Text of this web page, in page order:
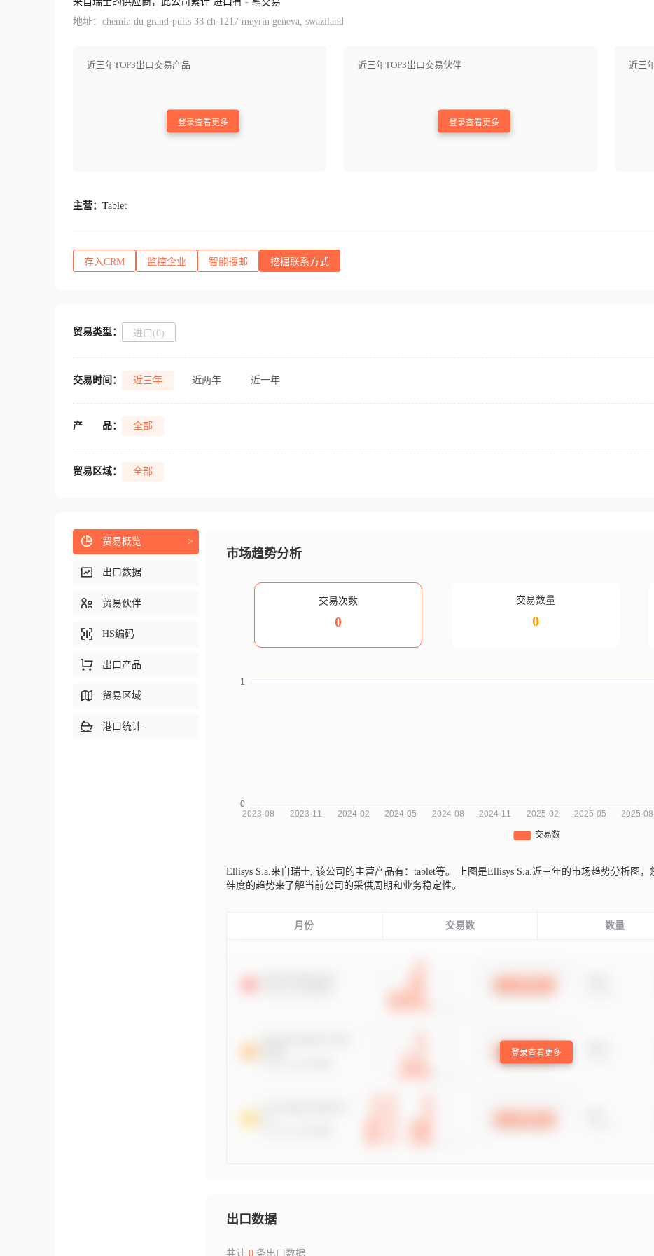
地址：chemin du grand-puits 38 ch-1217 meyrin geneva, swaziland
近三年TOP3出口交易产品
登录查看更多
近三年TOP3出口交易伙伴
登录查看更多
近三
主营： Tablet
存入CRM 监控企业 智能搜邮 挖掘联系方式
贸易类型： 进口(0)
交易时间： 近三年 近两年 近一年
产 品： 全部
贸易区域： 全部
市场趋势分析
交易次数
0
交易数量
0
Ellisys S.a.来自瑞士, 该公司的主营产品有：tablet等。
上图是Ellisys S.a.近三年的市场趋势分析图
纬度的趋势来了解当前公司的采供周期和业务稳定性。
月份 交易数 数量
登录查看更多
出口数据
共计 0条出口数据
贸易概览 >
出口数据
贸易伙伴
HS编码
出口产品
贸易区域
港口统计